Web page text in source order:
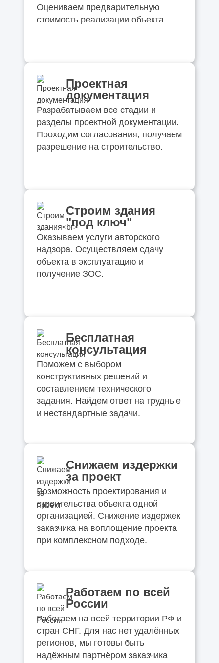
Оцениваем предварительную
стоимость реализации объекта.
Проектная
документация
Разрабатываем все стадии и
разделы проектной документации.
Проходим согласования, получаем
разрешение на строительство.
Строим здания
"под ключ"
Оказываем услуги авторского
надзора. Осуществляем сдачу
объекта в эксплуатацию и
получение ЗОС.
Бесплатная
консультация
Поможем с выбором
конструктивных решений и
составлением технического
задания. Найдем ответ на трудные
и нестандартные задачи.
Снижаем издержки
за проект
Возможность проектирования и
строительства объекта одной
организацией. Снижение издержек
заказчика на воплощение проекта
при комплексном подходе.
Работаем по всей
России
Работаем на всей территории РФ и
стран СНГ. Для нас нет удалённых
регионов, мы готовы быть
надёжным партнёром заказчика